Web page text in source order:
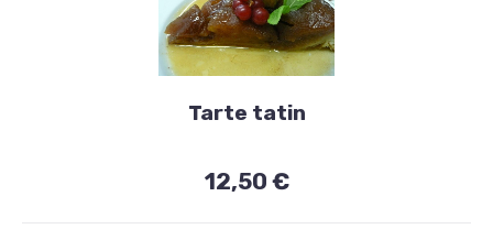
maison
tatin
Tarte tatin
12,50 €